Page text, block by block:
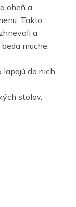
oheň a
Takto
a
muche,
do nich
stolov.